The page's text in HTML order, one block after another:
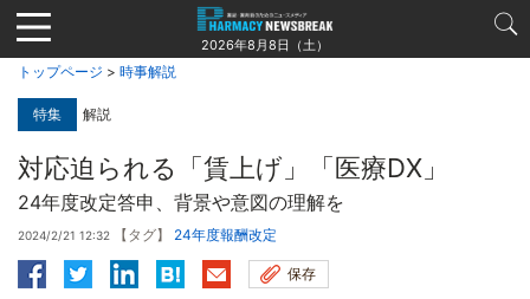
Jump
to
navigation
2026年8月8日（土）
トップページ > 時事解説
特集 解説
対応迫られる「賃上げ」「医療DX」
24年度改定答申、背景や意図の理解を
2024/2/21 12:32 【タグ】 24年度報酬改定
保存